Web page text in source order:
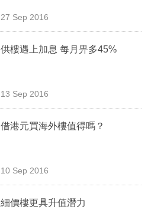
27 Sep 2016
供樓遇上加息 每月畀多45%
13 Sep 2016
借港元買海外樓值得嗎？
10 Sep 2016
細價樓更具升值潛力